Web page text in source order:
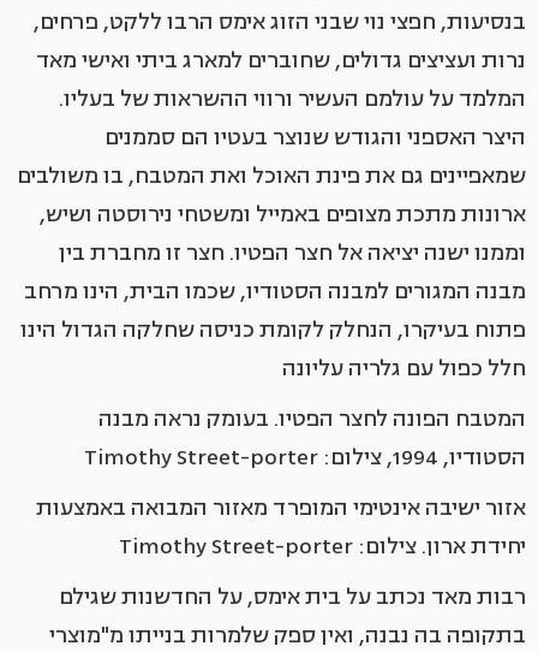
בנסיעות, חפצי נוי שבני הזוג אימס הרבו ללקט, פרחים,
נרות ועציצים גדולים, שחוברים למארג ביתי ואישי מאד
המלמד על עולמם העשיר ורווי ההשראות של בעליו.
היצר האספני והגודש שנוצר בעטיו הם סממנים
שמאפיינים גם את פינת האוכל ואת המטבח, בו משולבים
ארונות מתכת מצופים באמייל ומשטחי נירוסטה ושיש,
וממנו ישנה יציאה אל חצר הפטיו. חצר זו מחברת בין
מבנה המגורים למבנה הסטודיו, שכמו הבית, הינו מרחב
פתוח בעיקרו, הנחלק לקומת כניסה שחלקה הגדול הינו
חלל כפול עם גלריה עליונה
המטבח הפונה לחצר הפטיו. בעומק נראה מבנה
הסטודיו, 1994, צילום: Timothy Street-porter
אזור ישיבה אינטימי המופרד מאזור המבואה באמצעות
יחידת ארון. צילום: Timothy Street-porter
רבות מאד נכתב על בית אימס, על החדשנות שגילם
בתקופה בה נבנה, ואין ספק שלמרות בנייתו מ"מוצרי